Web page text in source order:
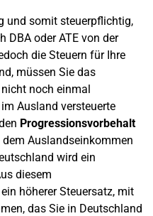
und somit steuerpflichtig,
DBA oder ATE von der
die Steuern für Ihre
müssen Sie das
noch einmal
Ausland versteuerte
Progressionsvorbehalt
Auslandseinkommen
wird ein
diesem
höherer Steuersatz, mit
das Sie in Deutschland